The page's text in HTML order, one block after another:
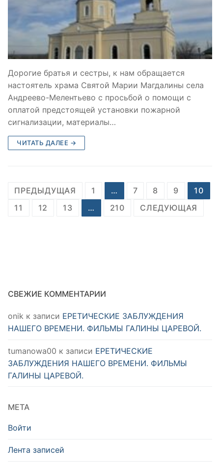
Дорогие братья и сестры, к нам обращается
настоятель храма Святой Марии Магдалины села
Андреево-Мелентьево с просьбой о помощи с
оплатой предстоящей установки пожарной
сигнализации, материалы…
ЧИТАТЬ ДАЛЕЕ →
Пагинация
записей
ПРЕДЫДУЩАЯ 1 … 7 8 9
10
11
12 13 … 210 СЛЕДУЮЩАЯ
СВЕЖИЕ КОММЕНТАРИИ
onik к записи ЕРЕТИЧЕСКИЕ ЗАБЛУЖДЕНИЯ
НАШЕГО ВРЕМЕНИ. ФИЛЬМЫ ГАЛИНЫ ЦАРЕВОЙ.
tumanowa00 к записи ЕРЕТИЧЕСКИЕ
ЗАБЛУЖДЕНИЯ НАШЕГО ВРЕМЕНИ. ФИЛЬМЫ
ГАЛИНЫ ЦАРЕВОЙ.
МЕТА
Войти
Лента записей